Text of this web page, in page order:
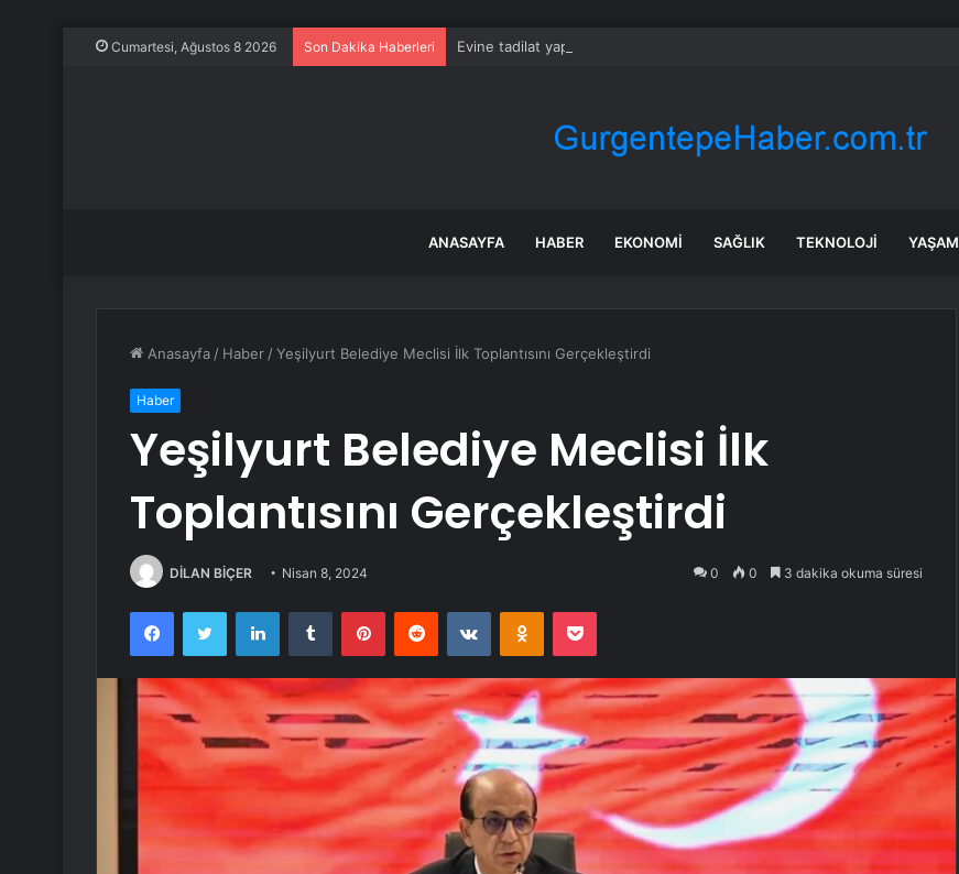
Cumartesi, Ağustos 8 2026 Son Dakika Haberleri Evine tadilat yapan çift, gizli bölmede deste deste para buldu
ANASAYFA HABER EKONOMI SAĞLIK TEKNOLOJI YAŞAM
Anasayfa / Haber /Yeşilyurt Belediye Meclisi İlk Toplantısını Gerçekleştirdi
Haber
Yeşilyurt Belediye Meclisi İlk
Toplantısını Gerçekleştirdi
DİLAN BİÇER Nisan 8, 2024 0 0 3 dakika okuma süresi
FacebookTwitter LinkedInTumblr PinterestReddit VKontakteOdnoklassniki
Pocket